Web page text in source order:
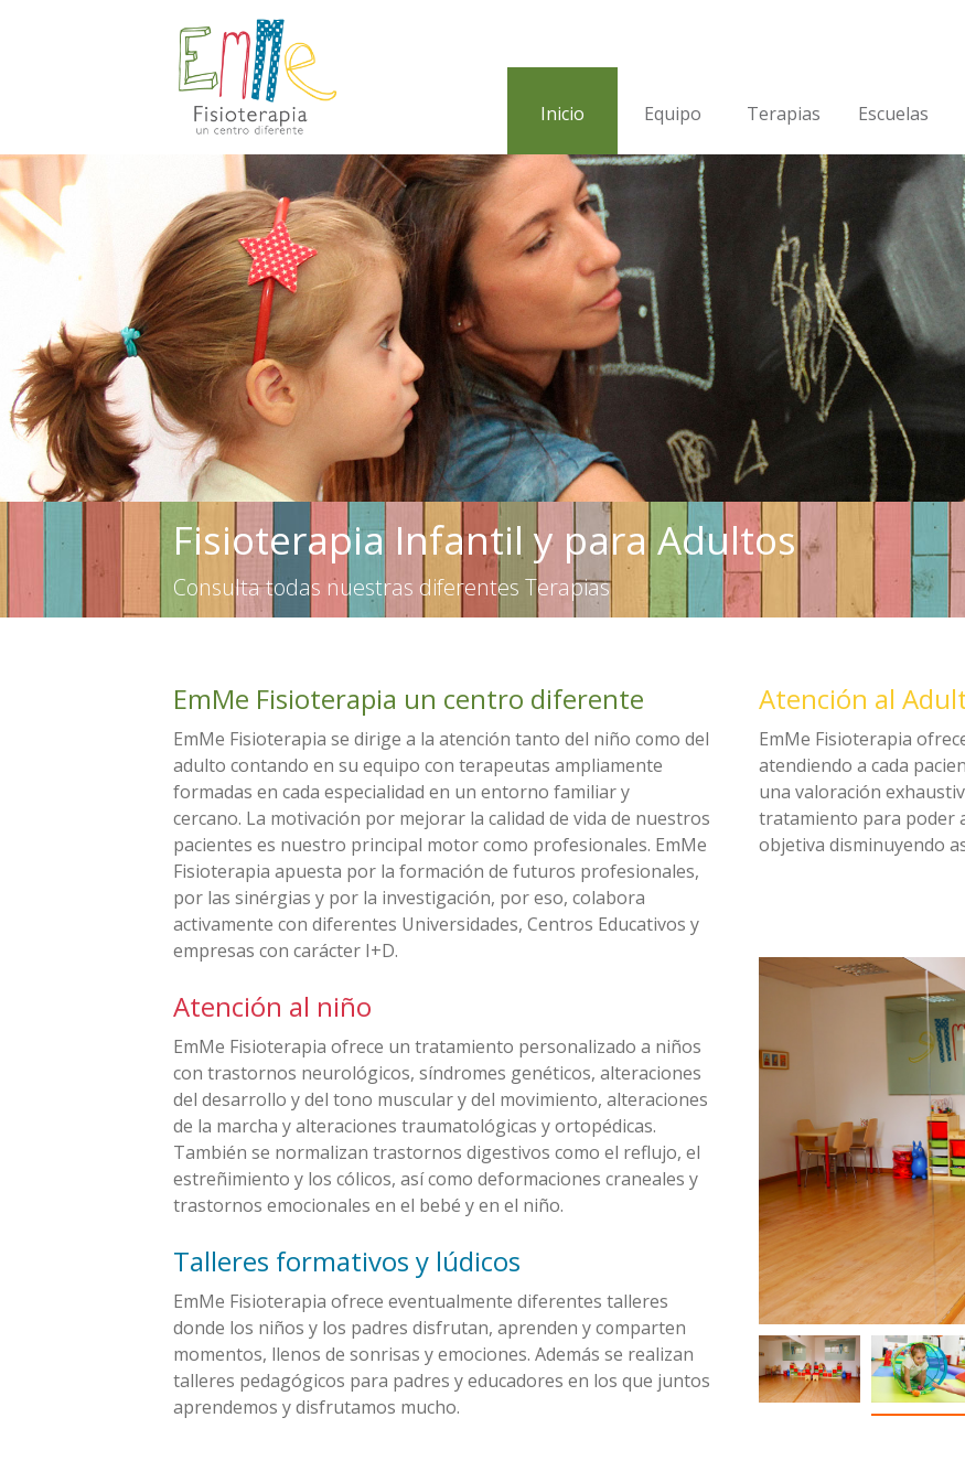
Inicio Equipo Terapias Escuelas
Fisioterapia Infantil y para Adultos
Consulta todas nuestras diferentes Terapias
EmMe Fisioterapia un centro diferente
EmMe Fisioterapia se dirige a la atención tanto del niño como del
adulto contando en su equipo con terapeutas ampliamente
formadas en cada especialidad en un entorno familiar y
cercano. La motivación por mejorar la calidad de vida de nuestros
pacientes es nuestro principal motor como profesionales. EmMe
Fisioterapia apuesta por la formación de futuros profesionales,
por las sinérgias y por la investigación, por eso, colabora
activamente con diferentes Universidades, Centros Educativos y
empresas con carácter I+D.
Atención al niño
EmMe Fisioterapia ofrece un tratamiento personalizado a niños
con trastornos neurológicos, síndromes genéticos, alteraciones
del desarrollo y del tono muscular y del movimiento, alteraciones
de la marcha y alteraciones traumatológicas y ortopédicas.
También se normalizan trastornos digestivos como el reflujo, el
estreñimiento y los cólicos, así como deformaciones craneales y
trastornos emocionales en el bebé y en el niño.
Talleres formativos y lúdicos
EmMe Fisioterapia ofrece eventualmente diferentes talleres
donde los niños y los padres disfrutan, aprenden y comparten
momentos, llenos de sonrisas y emociones. Además se realizan
talleres pedagógicos para padres y educadores en los que juntos
aprendemos y disfrutamos mucho.
Atención al
EmMe Fisioterapia
atendiendo a cada
una valoración
tratamiento para poder
objetiva disminuyendo